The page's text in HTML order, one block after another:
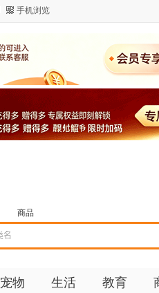
手机浏览
商品
宠物 生活 教育